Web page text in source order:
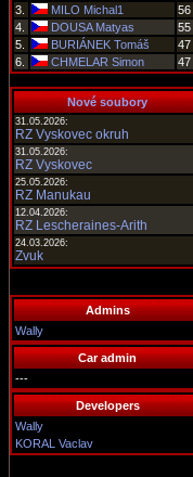
3.
MILO Michal1
56
4.
DOUSA Matyas
55
5.
BURIÁNEK Tomáš
47
6.
CHMELAR Simon 47
Nové soubory
31.05.2026:
RZ Vyskovec okruh
31.05.2026:
RZ Vyskovec
25.05.2026:
RZ Manukau
12.04.2026:
RZ Lescheraines-Arith
24.03.2026:
Zvuk
Admins
Wally
Car admin
---
Developers
Wally
KORAL Vaclav